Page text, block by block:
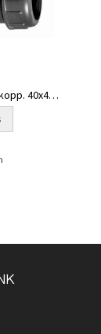
40x40